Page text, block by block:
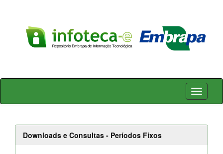
Skip
Downloads e Consultas - Períodos Fixos